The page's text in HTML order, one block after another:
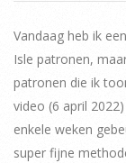
Vandaag heb ik
Isle patronen,
patronen die ik
video (6 april
enkele weken
super fijne